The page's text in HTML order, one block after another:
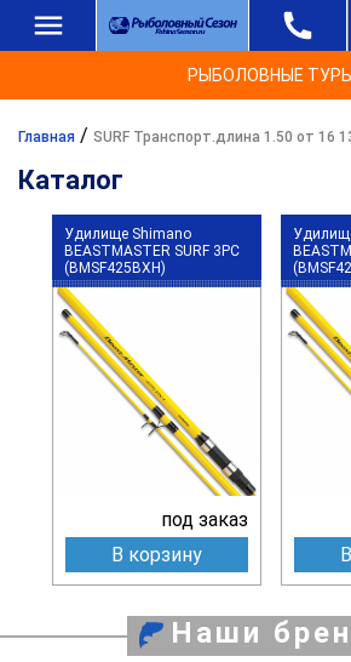
РЫБОЛОВНЫЕ ТУРЫ
Главная / SURF Транспорт.длина 1.50 от 16
Каталог
Удилище Shimano
BEASTMASTER SURF 3PC
(BMSF425BXH)
под заказ
В корзину
Наши